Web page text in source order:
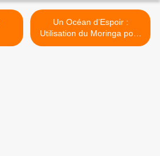
Un Océan d’Espoir :
Utilisation du Moringa pour
lutter contre la malnutrition